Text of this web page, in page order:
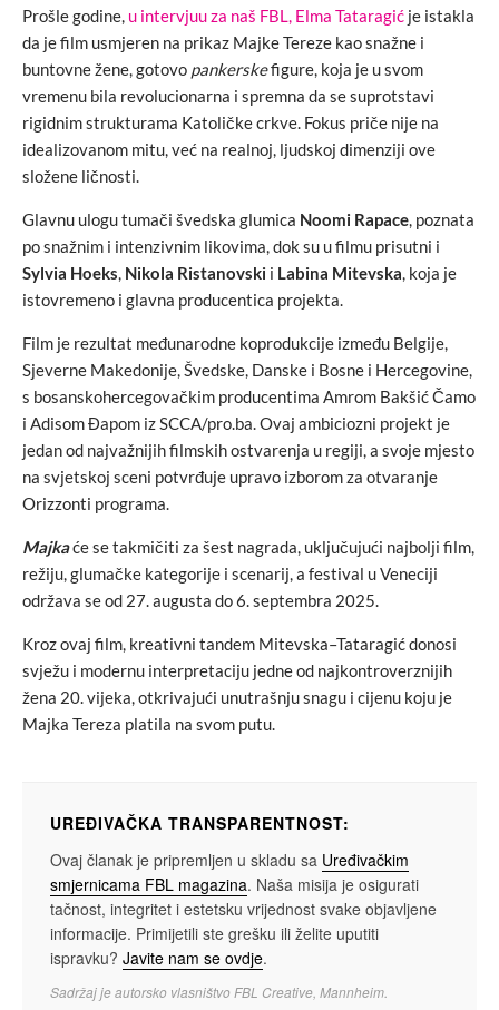
Prošle godine, u intervjuu za naš FBL, Elma Tataragić je istakla
da je film usmjeren na prikaz Majke Tereze kao snažne i
buntovne žene, gotovo pankerskefigure, koja je u svom
vremenu bila revolucionarna i spremna da se suprotstavi
rigidnim strukturama Katoličke crkve. Fokus priče nije na
idealizovanom mitu, već na realnoj, ljudskoj dimenziji ove
složene ličnosti.
Glavnu ulogu tumači švedska glumica Noomi Rapace, poznata
po snažnim i intenzivnim likovima, dok su u filmu prisutni i
Sylvia Hoeks, Nikola Ristanovski i Labina Mitevska, koja je
istovremeno i glavna producentica projekta.
Film je rezultat međunarodne koprodukcije između Belgije,
Sjeverne Makedonije, Švedske, Danske i Bosne i Hercegovine,
s bosanskohercegovačkim producentima Amrom Bakšić Čamo
i Adisom Đapom iz SCCA/pro.ba. Ovaj ambiciozni projekt je
jedan od najvažnijih filmskih ostvarenja u regiji, a svoje mjesto
na svjetskoj sceni potvrđuje upravo izborom za otvaranje
Orizzonti programa.
Majkaće se takmičiti za šest nagrada, uključujući najbolji film,
režiju, glumačke kategorije i scenarij, a festival u Veneciji
održava se od 27. augusta do 6. septembra 2025.
Kroz ovaj film, kreativni tandem Mitevska–Tataragić donosi
svježu i modernu interpretaciju jedne od najkontroverznijih
žena 20. vijeka, otkrivajući unutrašnju snagu i cijenu koju je
Majka Tereza platila na svom putu.
UREĐIVAČKA TRANSPARENTNOST:
Ovaj članak je pripremljen u skladu sa Uređivačkim
smjernicama FBL magazina. Naša misija je osigurati
tačnost, integritet i estetsku vrijednost svake objavljene
informacije. Primijetili ste grešku ili želite uputiti
ispravku? Javite nam se ovdje.
Sadržaj je autorsko vlasništvo FBL Creative, Mannheim.